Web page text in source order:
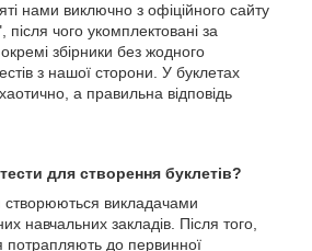
нами виключно з офіційного сайту
чого укомплектовані за
окремі збірники без жодного
з нашої сторони. У буклетах
а правильна відповідь
для створення буклетів?
створюються викладачами
навчальних закладів. Після того,
потрапляють до первинної